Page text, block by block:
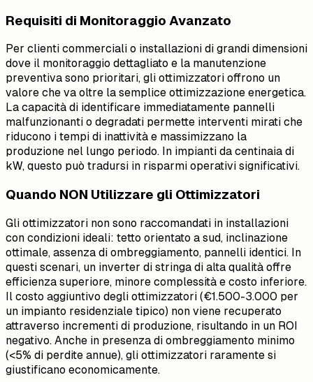
Requisiti di Monitoraggio Avanzato
Per clienti commerciali o installazioni di grandi dimensioni
dove il monitoraggio dettagliato e la manutenzione
preventiva sono prioritari, gli ottimizzatori offrono un
valore che va oltre la semplice ottimizzazione energetica.
La capacità di identificare immediatamente pannelli
malfunzionanti o degradati permette interventi mirati che
riducono i tempi di inattività e massimizzano la
produzione nel lungo periodo. In impianti da centinaia di
kW, questo può tradursi in risparmi operativi significativi.
Quando NON Utilizzare gli Ottimizzatori
Gli ottimizzatori non sono raccomandati in installazioni
con condizioni ideali: tetto orientato a sud, inclinazione
ottimale, assenza di ombreggiamento, pannelli identici. In
questi scenari, un inverter di stringa di alta qualità offre
efficienza superiore, minore complessità e costo inferiore.
Il costo aggiuntivo degli ottimizzatori (€1.500-3.000 per
un impianto residenziale tipico) non viene recuperato
attraverso incrementi di produzione, risultando in un ROI
negativo. Anche in presenza di ombreggiamento minimo
(<5% di perdite annue), gli ottimizzatori raramente si
giustificano economicamente.